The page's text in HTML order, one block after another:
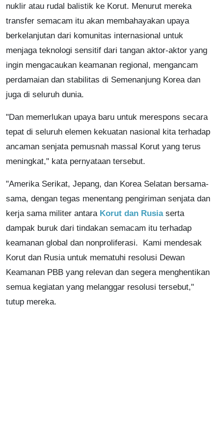
nuklir atau rudal balistik ke Korut. Menurut mereka
transfer semacam itu akan membahayakan upaya
berkelanjutan dari komunitas internasional untuk
menjaga teknologi sensitif dari tangan aktor-aktor yang
ingin mengacaukan keamanan regional, mengancam
perdamaian dan stabilitas di Semenanjung Korea dan
juga di seluruh dunia.
"Dan memerlukan upaya baru untuk merespons secara
tepat di seluruh elemen kekuatan nasional kita terhadap
ancaman senjata pemusnah massal Korut yang terus
meningkat," kata pernyataan tersebut.
"Amerika Serikat, Jepang, dan Korea Selatan bersama-
sama, dengan tegas menentang pengiriman senjata dan
kerja sama militer antara Korut dan Rusia serta
dampak buruk dari tindakan semacam itu terhadap
keamanan global dan nonproliferasi. Kami mendesak
Korut dan Rusia untuk mematuhi resolusi Dewan
Keamanan PBB yang relevan dan segera menghentikan
semua kegiatan yang melanggar resolusi tersebut,"
tutup mereka.